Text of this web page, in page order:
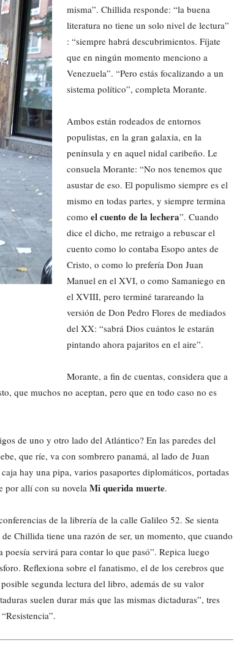
misma”. Chillida responde: “la buena
literatura no tiene un solo nivel de lectura”
: “siempre habrá descubrimientos. Fíjate
que en ningún momento menciono a
Venezuela”. “Pero estás focalizando a un
sistema político”, completa Morante.
Ambos están rodeados de entornos
populistas, en la gran galaxia, en la
península y en aquel nidal caribeño. Le
consuela Morante: “No nos tenemos que
asustar de eso. El populismo siempre es el
mismo en todas partes, y siempre termina
como el cuento de la lechera”. Cuando
dice el dicho, me retraigo a rebuscar el
cuento como lo contaba Esopo antes de
Cristo, o como lo prefería Don Juan
Manuel en el XVI, o como Samaniego en
el XVIII, pero terminé tarareando la
versión de Don Pedro Flores de mediados
del XX: “sabrá Dios cuántos le estarán
pintando ahora pajaritos en el aire”.
Morante, a fin de cuentas, considera que a
que muchos no aceptan, pero que en todo caso no es
de uno y otro lado del Atlántico? En las paredes del
que ríe, va con sombrero panamá, al lado de Juan
hay una pipa, varios pasaportes diplomáticos, portadas
por allí con su novela Mi querida muerte.
de la librería de la calle Galileo 52. Se sienta
Chillida tiene una razón de ser, un momento, que cuando
servirá para contar lo que pasó”. Repica luego
Reflexiona sobre el fanatismo, el de los cerebros que
segunda lectura del libro, además de su valor
suelen durar más que las mismas dictaduras”, tres